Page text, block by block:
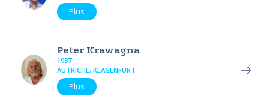
Plus
Peter Krawagna
1937
AUTRICHE, KLAGENFURT
Plus